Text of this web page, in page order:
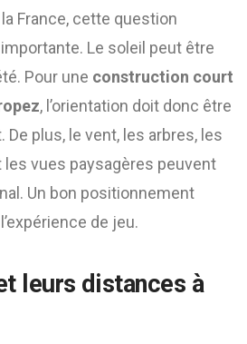
France, cette question
Le soleil peut être
Pour une construction court
, l’orientation doit donc être
plus, le vent, les arbres, les
vues paysagères peuvent
Un bon positionnement
de jeu.
leurs distances à